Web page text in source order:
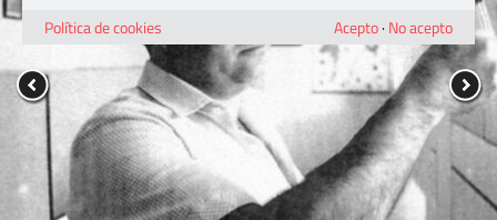
Política de cookies
Acepto· No acepto